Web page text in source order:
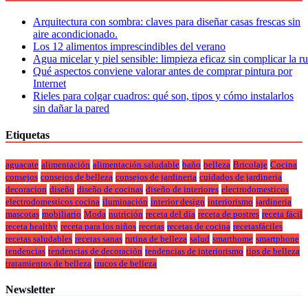
Arquitectura con sombra: claves para diseñar casas frescas sin
aire acondicionado.
Los 12 alimentos imprescindibles del verano
Agua micelar y piel sensible: limpieza eficaz sin complicar la
Qué aspectos conviene valorar antes de comprar pintura por
Internet
Rieles para colgar cuadros: qué son, tipos y cómo instalarlos
sin dañar la pared
Etiquetas
aguacate alimentación alimentación saludable baño belleza Bricolaje Cocina
consejos consejos de belleza consejos de jardineria cuidados de jardineria
decoracion diseño diseño de cocinas diseño de interiores electrodomesticos
electrodomesticos cocina iluminación interior design interiorismo jardineria
mascotas mobiliario Moda nutrición receta del día receta de postres receta fácil
receta healthy receta para los niños recetas recetas de cocina recetasfáciles
recetas saludables recetas sanas rutina de belleza salud smarthome smartphone
tendencias tendencias de decoración tendencias de interiorismo tips de belleza
tratamientos de belleza trucos de belleza
Newsletter